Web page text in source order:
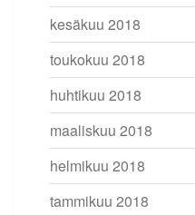
kesäkuu 2018
toukokuu 2018
huhtikuu 2018
maaliskuu 2018
helmikuu 2018
tammikuu 2018